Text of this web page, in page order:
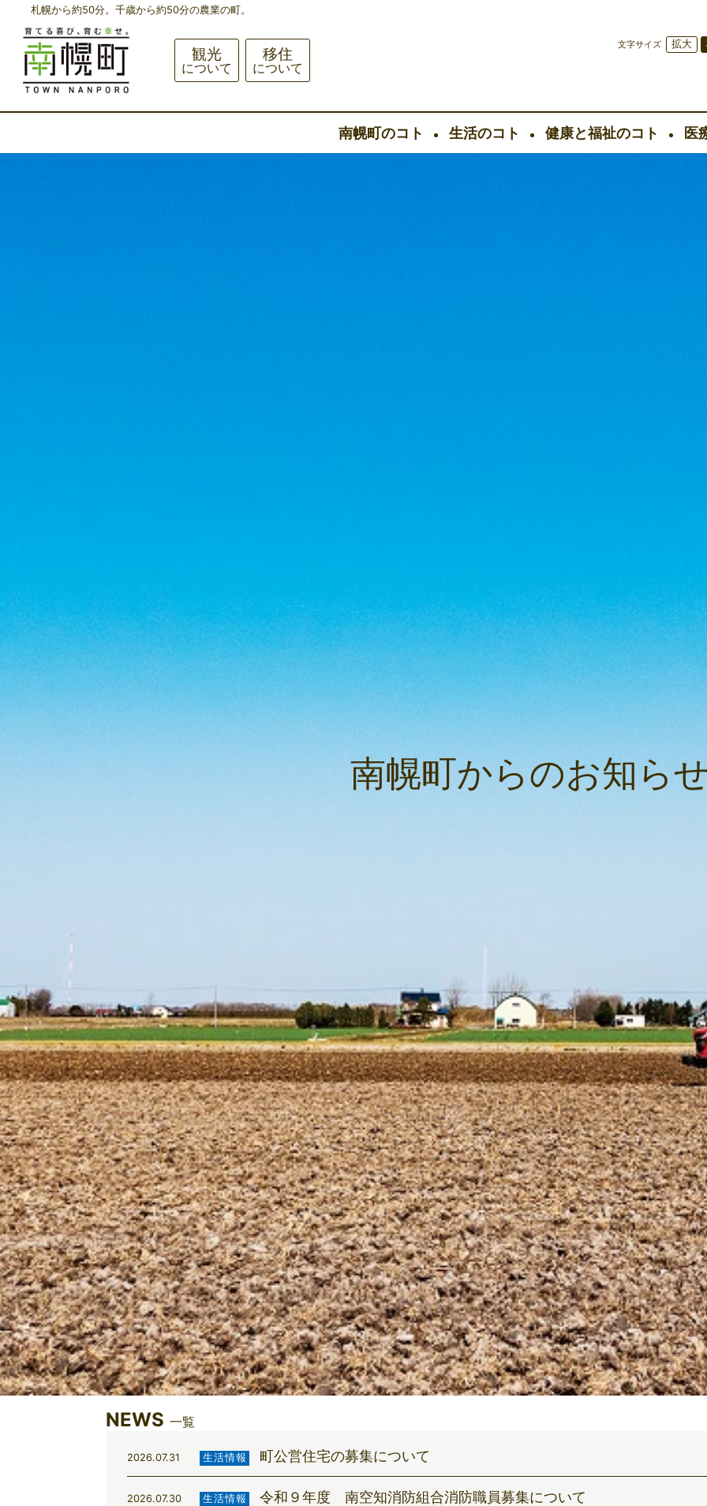
札幌から約50分。千歳から約50分の農業の町。
観光
について
移住
について
文字サイズ 拡大
南幌町のコト 生活のコト 健康と福祉のコト 医
南幌町からのお知ら
NEWS 一覧
2026.07.31 生活情報 町公営住宅の募集について
2026.07.30 生活情報 令和９年度 南空知消防組合消防職員募集について